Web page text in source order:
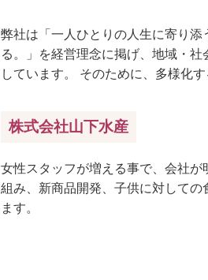
弊社は「一人ひとりの人生に寄り
る。」を経営理念に掲げ、地域・
しています。 そのために、多様化
株式会社山下水産
女性スタッフが増える事で、会社
組み、新商品開発、子供に対して
ます。